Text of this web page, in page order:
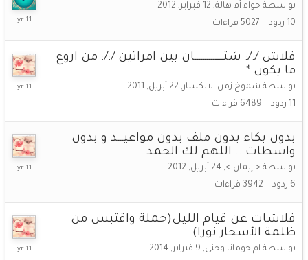
بواسطة حواء أم هالة, 12 فبراير, 2012
10 ردود 5027 قراءات
2014
فلاش /:/: شتــــــــــــــان بين امراتين /:/: من اروع
ما يكون *
بواسطة شموخ زمن الانكسار , 22 أبريل, 2011
11 ردود 6489 قراءات
بدون بكاء بدون ملف بدون مواعيـــد و بدون
واسطات .. اللهم لك الحمد
بواسطة < إيمان >, 24 أبريل, 2012
6 ردود 3942 قراءات
فلاشات عن قيام الليل(حملة واقتبس من
ظلمة الأسحار نورا)
بواسطة ام جومانا وجنى, 9 فبراير, 2014